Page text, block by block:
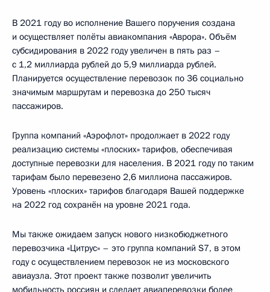
В 2021 году во исполнение Вашего поручения создана
и осуществляет полёты авиакомпания «Аврора». Объём
субсидирования в 2022 году увеличен в пять раз –
с 1,2 миллиарда рублей до 5,9 миллиарда рублей.
Планируется осуществление перевозок по 36 социально
значимым маршрутам и перевозка до 250 тысяч
пассажиров.
Группа компаний «Аэрофлот» продолжает в 2022 году
реализацию системы «плоских» тарифов, обеспечивая
доступные перевозки для населения. В 2021 году по таким
тарифам было перевезено 2,6 миллиона пассажиров.
Уровень «плоских» тарифов благодаря Вашей поддержке
на 2022 год сохранён на уровне 2021 года.
Мы также ожидаем запуск нового низкобюджетного
перевозчика «Цитрус» – это группа компаний S7, в этом
году с осуществлением перевозок не из московского
авиаузла. Этот проект также позволит увеличить
мобильность россиян и сделает авиаперевозки более